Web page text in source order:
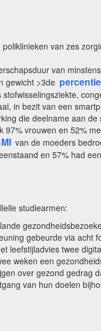
van zes
van
gewicht >3de
in bezit van een
die deelname aan
vrouwen en 52%
van de moeders
en 57% had
studiearmen:
gebeurde via
leefstijladvies twee
weken een
over gezond gedrag
van hun doelen